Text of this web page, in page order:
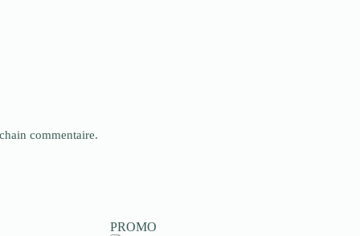
commentaire.
PROMO